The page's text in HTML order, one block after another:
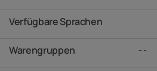
Verfügbare Sprachen
Warengruppen - -